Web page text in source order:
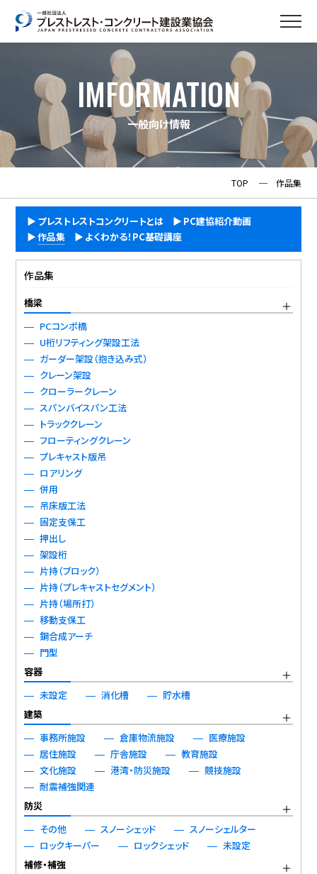
IMFORMATION
一般向け情報
TOP ─ 作品集
プレストレストコンクリートとは
PC建協紹介動画
作品集
よくわかる！PC基礎講座
作品集
橋梁
PCコンポ橋
U桁リフティング架設工法
ガーダー架設（抱き込み式）
クレーン架設
クローラークレーン
スパンバイスパン工法
トラッククレーン
フローティングクレーン
プレキャスト版吊
ロアリング
併用
吊床版工法
固定支保工
押出し
架設桁
片持（ブロック）
片持（プレキャストセグメント）
片持（場所打）
移動支保工
鋼合成アーチ
門型
容器
未設定
消化槽
貯水槽
建築
事務所施設
倉庫物流施設
医療施設
居住施設
庁舎施設
教育施設
文化施設
港湾・防災施設
競技施設
耐震補強関連
防災
その他
スノーシェッド
スノーシェルター
ロックキーパー
ロックシェッド
未設定
補修・補強